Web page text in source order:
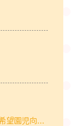
【追加説明会開催】令和4年度入園希望園児向け説明会